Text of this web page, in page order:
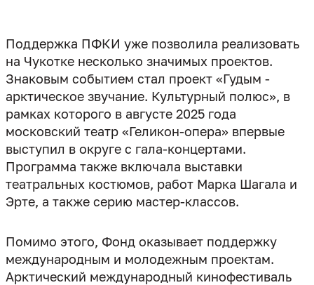
Поддержка ПФКИ уже позволила реализовать
на Чукотке несколько значимых проектов.
Знаковым событием стал проект «Гудым -
арктическое звучание. Культурный полюс», в
рамках которого в августе 2025 года
московский театр «Геликон-опера» впервые
выступил в округе с гала-концертами.
Программа также включала выставки
театральных костюмов, работ Марка Шагала и
Эрте, а также серию мастер-классов.
Помимо этого, Фонд оказывает поддержку
международным и молодежным проектам.
Арктический международный кинофестиваль